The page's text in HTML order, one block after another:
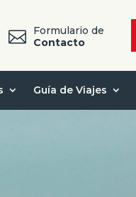

Formulario de
Contacto
Guía de Viajes